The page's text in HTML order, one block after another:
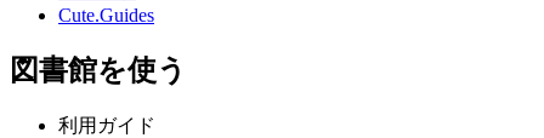
Cute.Guides
図書館を使う
利用ガイド